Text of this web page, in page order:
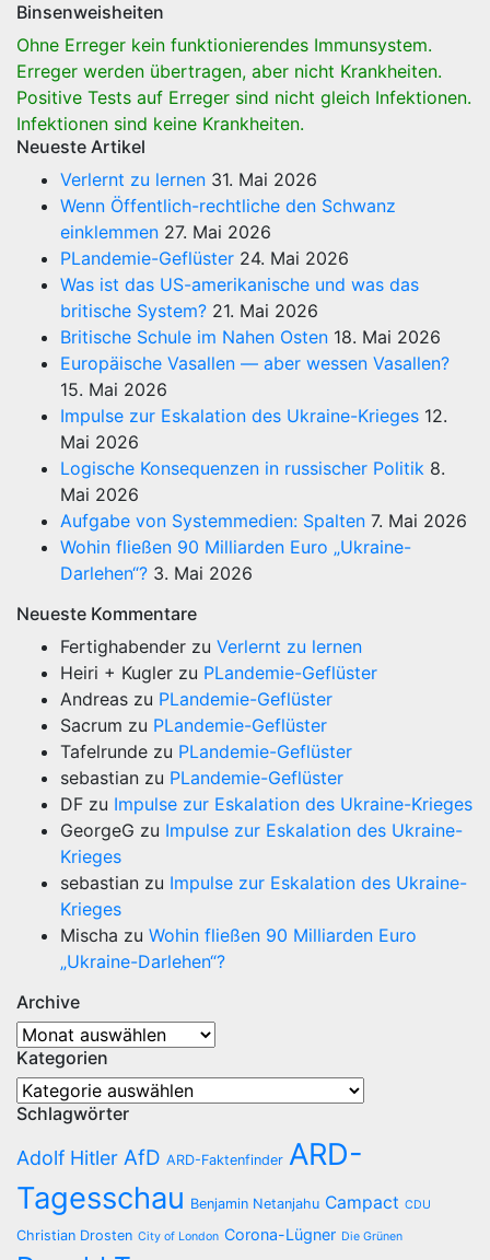
Binsenweisheiten
Ohne Erreger kein funktionierendes Immunsystem.
Erreger werden übertragen, aber nicht Krankheiten.
Positive Tests auf Erreger sind nicht gleich Infektionen.
Infektionen sind keine Krankheiten.
Neueste Artikel
Verlernt zu lernen 31. Mai 2026
Wenn Öffentlich-rechtliche den Schwanz
einklemmen 27. Mai 2026
PLandemie-Geflüster 24. Mai 2026
Was ist das US-amerikanische und was das
britische System? 21. Mai 2026
Britische Schule im Nahen Osten 18. Mai 2026
Europäische Vasallen — aber wessen Vasallen?
15. Mai 2026
Impulse zur Eskalation des Ukraine-Krieges 12.
Mai 2026
Logische Konsequenzen in russischer Politik 8.
Mai 2026
Aufgabe von Systemmedien: Spalten 7. Mai 2026
Wohin fließen 90 Milliarden Euro „Ukraine-
Darlehen“? 3. Mai 2026
Neueste Kommentare
Fertighabender zu Verlernt zu lernen
Heiri + Kugler zu PLandemie-Geflüster
Andreas zu PLandemie-Geflüster
Sacrum zu PLandemie-Geflüster
Tafelrunde zu PLandemie-Geflüster
sebastian zu PLandemie-Geflüster
DF zu Impulse zur Eskalation des Ukraine-Krieges
GeorgeG zu Impulse zur Eskalation des Ukraine-
Krieges
sebastian zu Impulse zur Eskalation des Ukraine-
Krieges
Mischa zu Wohin fließen 90 Milliarden Euro
„Ukraine-Darlehen“?
Archive
Archive
Kategorien
Kategorien
Schlagwörter
Adolf Hitler AfD ARD-Faktenfinder ARD-
Tagesschau Benjamin Netanjahu Campact CDU
Christian Drosten City of London Corona-Lügner Die Grünen